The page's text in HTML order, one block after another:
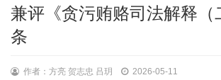
兼评《贪污贿赂司法解释（
条
作者：方亮 贺志忠 吕玥 2026-05-11